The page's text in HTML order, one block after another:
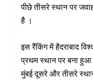
पीछे तीसरे स्थान पर
है ।
इस रैंकिंग में हैदराबाद
प्रथम स्थान पर बना हुआ
मुंबई दूसरे और तीसरे